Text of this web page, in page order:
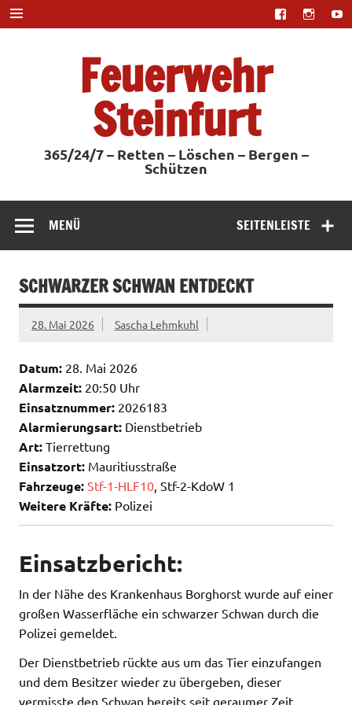
Zum
Inhalt
springen
Feuerwehr
Steinfurt
365/24/7 – Retten – Löschen – Bergen –
Schützen
SEITENLEISTE
MENÜ
SCHWARZER SCHWAN ENTDECKT
28. Mai 2026 Sascha Lehmkuhl
Datum: 28. Mai 2026
Alarmzeit: 20:50 Uhr
Einsatznummer: 2026183
Alarmierungsart: Dienstbetrieb
Art: Tierrettung
Einsatzort: Mauritiusstraße
Fahrzeuge: Stf-1-HLF10 , Stf-2-KdoW 1
Weitere Kräfte: Polizei
Einsatzbericht:
In der Nähe des Krankenhaus Borghorst wurde auf einer
großen Wasserfläche ein schwarzer Schwan durch die
Polizei gemeldet.
Der Dienstbetrieb rückte aus um das Tier einzufangen
und dem Besitzer wieder zu übergeben, dieser
vermisste den Schwan bereits seit geraumer Zeit.